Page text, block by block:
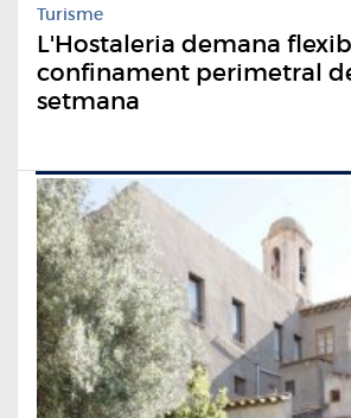
Turisme
L'Hostaleria demana
confinament perimetral
setmana